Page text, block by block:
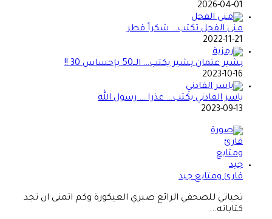
2026-04-01
منى الفحل تكتب… شكراً قطر
2022-11-21
بشير عثمان بشير يكتب… الــ50 بإحساس 30 !!
2023-10-16
ياسر الفادني يكتب… عذرا … رسول الله
2023-09-13
قارئ ومتابع جيد
تحياتي للصحفي الرائع صبري العيكورة وكم اتمنى ان تجد
كتاباته...